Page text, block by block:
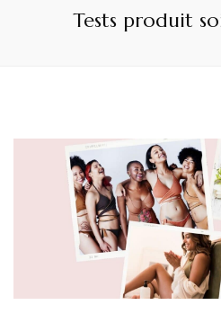
Tests produit